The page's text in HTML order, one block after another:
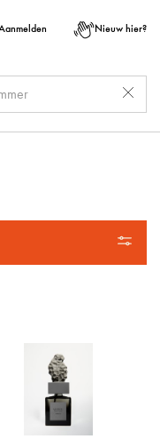
Nieuw hier?